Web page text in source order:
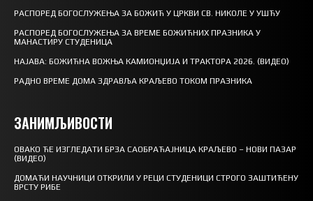
РАСПОРЕД БОГОСЛУЖЕЊА ЗА БОЖИЋ У ЦРКВИ СВ. НИКОЛЕ У УШЋУ
РАСПОРЕД БОГОСЛУЖЕЊА ЗА ВРЕМЕ БОЖИЋНИХ ПРАЗНИКА У
МАНАСТИРУ СТУДЕНИЦА
НАЈАВА: БОЖИЋНА ВОЖЊА КАМИОНЏИЈА И ТРАКТОРА 2026. (ВИДЕО)
РАДНО ВРЕМЕ ДОМА ЗДРАВЉА КРАЉЕВО ТОКОМ ПРАЗНИКА
ЗАНИМЉИВОСТИ
ОВАКО ЋЕ ИЗГЛЕДАТИ БРЗА САОБРАЋАЈНИЦА КРАЉЕВО – НОВИ ПАЗАР
(ВИДЕО)
ДОМАЋИ НАУЧНИЦИ ОТКРИЛИ У РЕЦИ СТУДЕНИЦИ СТРОГО ЗАШТИЋЕНУ
ВРСТУ РИБЕ